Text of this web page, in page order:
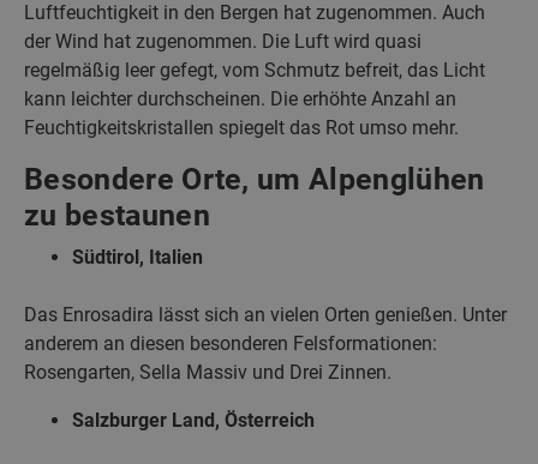
Luftfeuchtigkeit in den Bergen hat zugenommen. Auch
der Wind hat zugenommen. Die Luft wird quasi
regelmäßig leer gefegt, vom Schmutz befreit, das Licht
kann leichter durchscheinen. Die erhöhte Anzahl an
Feuchtigkeitskristallen spiegelt das Rot umso mehr.
Besondere Orte, um Alpenglühen
zu bestaunen
Südtirol, Italien
Das Enrosadira lässt sich an vielen Orten genießen. Unter
anderem an diesen besonderen Felsformationen:
Rosengarten, Sella Massiv und Drei Zinnen.
Salzburger Land, Österreich